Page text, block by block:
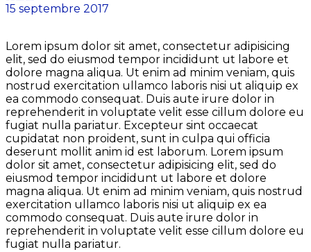
15 septembre 2017
Lorem ipsum dolor sit amet, consectetur adipisicing
elit, sed do eiusmod tempor incididunt ut labore et
dolore magna aliqua. Ut enim ad minim veniam, quis
nostrud exercitation ullamco laboris nisi ut aliquip ex
ea commodo consequat. Duis aute irure dolor in
reprehenderit in voluptate velit esse cillum dolore eu
fugiat nulla pariatur. Excepteur sint occaecat
cupidatat non proident, sunt in culpa qui officia
deserunt mollit anim id est laborum. Lorem ipsum
dolor sit amet, consectetur adipisicing elit, sed do
eiusmod tempor incididunt ut labore et dolore
magna aliqua. Ut enim ad minim veniam, quis nostrud
exercitation ullamco laboris nisi ut aliquip ex ea
commodo consequat. Duis aute irure dolor in
reprehenderit in voluptate velit esse cillum dolore eu
fugiat nulla pariatur.